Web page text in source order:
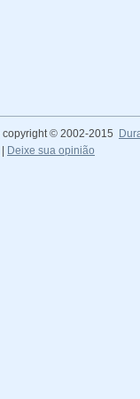
copyright © 2002-2015
Deixe sua opinião